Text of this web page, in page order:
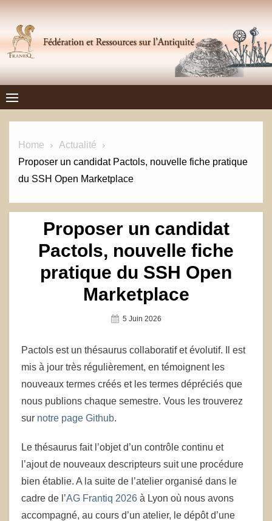
content
Frantiq
FÉDÉRATION ET RESSOURCES SUR L'ANTIQUITÉ
Home
Actualité
Proposer un candidat Pactols, nouvelle fiche pratique
du SSH Open Marketplace
Proposer un candidat
Pactols, nouvelle fiche
pratique du SSH Open
Marketplace
Posted
5 Juin 2026
Pactols est un thésaurus collaboratif et évolutif. Il est
mis à jour très régulièrement, en témoignent les
nouveaux termes créés et les termes dépréciés que
nous publions chaque semestre. Vous les trouverez
sur notre page Github.
Le thésaurus fait l’objet d’un contrôle continu et
l’ajout de nouveaux descripteurs suit une procédure
bien établie. A la suite de l’atelier organisé dans le
cadre de l’AG Frantiq 2026 à Lyon où nous avons
accompagné, au cours d’un atelier, le dépôt d’une